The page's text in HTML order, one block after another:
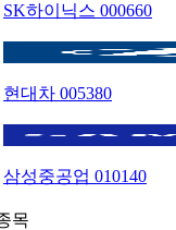
SK하이닉스 000660
현대차 005380
삼성중공업 010140
목